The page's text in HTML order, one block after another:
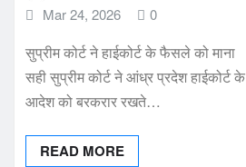
Mar 24, 2026
0
सुप्रीम कोर्ट ने हाईकोर्ट के फैसले को माना
सही सुप्रीम कोर्ट ने आंध्र प्रदेश हाईकोर्ट के
आदेश को बरकरार रखते…
READ MORE